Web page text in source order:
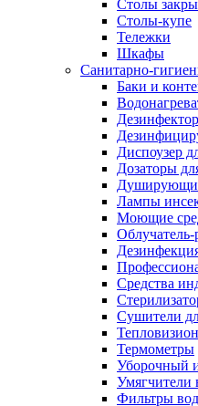
Столы
Столы-купе
Тележки
Шкафы
Санитарно-
Баки и
Диспоузер
Дозаторы
Душирующие
Лампы
Моющие
Средства
Сушители
Термометры
Уборочный
Умягчители
Фильтры